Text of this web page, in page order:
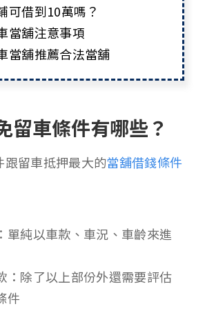
可借到10萬嗎？
當舖注意事項
當舖推薦合法當舖
留車條件有哪些？
跟留車抵押最大的當舖借錢條件
單純以車款、車況、車齡來進
：除了以上部份外還需要評估
件